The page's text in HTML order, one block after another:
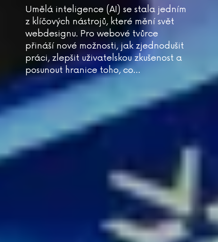
Umělá inteligence (AI) se stala jedním
z klíčových nástrojů, které mění svět
webdesignu. Pro webové tvůrce
přináší nové možnosti, jak zjednodušit
práci, zlepšit uživatelskou zkušenost a
posunout hranice toho, co…